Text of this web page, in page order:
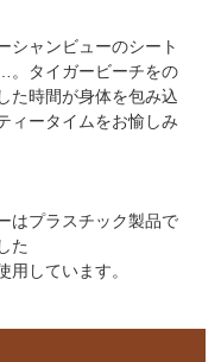
シャンビューのシート
。タイガービーチをの
た時間が身体を包み込
ィータイムをお愉しみ
はプラスチック製品で
た
しています。